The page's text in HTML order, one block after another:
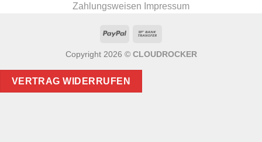
Zahlungsweisen Impressum
PayPal
Copyright 2026 © CLOUDROCKER
VERTRAG WIDERRUFEN